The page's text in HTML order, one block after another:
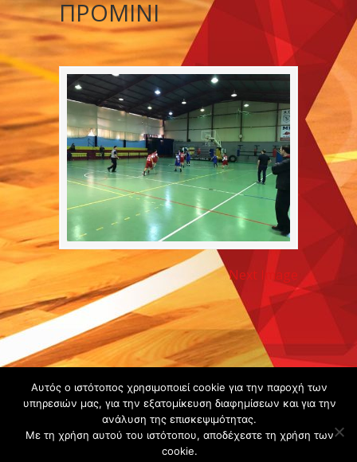
ΠΡΟΜΙΝΙ
Next Image
Copyright ©
2020 -
Gsperamatosermis.gr
All rights
Αυτός ο ιστότοπος χρησιμοποιεί cookie για την παροχή των
υπηρεσιών μας, για την εξατομίκευση διαφημίσεων και για την
ανάλυση της επισκεψιμότητας.
Με τη χρήση αυτού του ιστότοπου, αποδέχεστε τη χρήση των
cookie.